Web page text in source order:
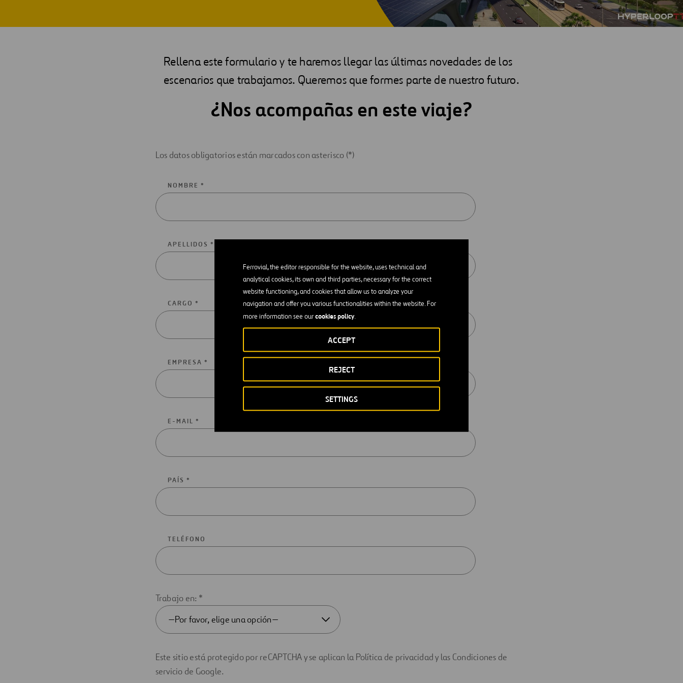
Ferrovial, the editor responsible for the website, uses technical and
analytical cookies, its own and third parties, necessary for the correct
website functioning, and cookies that allow us to analyze your
navigation and offer you various functionalities within the website. For
more information see ourcookies policy.
SETTINGS
REJECT
ACCEPT
Rellena este formulario y te haremos llegar las últimas novedades de los
escenarios que trabajamos. Queremos que formes parte de nuestro futuro.
¿Nos acompañas en este viaje?
Los datos obligatorios están marcados con asterisco (*)
NOMBRE *
APELLIDOS *
CARGO *
EMPRESA *
E-MAIL *
PAÍS *
TELÉFONO
Trabajo en: *
Este sitio está protegido por reCAPTCHA y se aplican la Política de privacidad y las Condiciones de
servicio de Google.